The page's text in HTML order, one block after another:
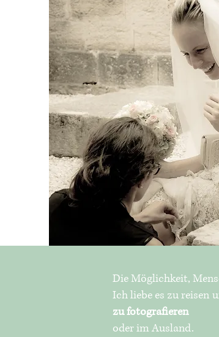
Die Möglichkeit,
Ich liebe es zu reisen
zu fotografieren
oder im Ausland.